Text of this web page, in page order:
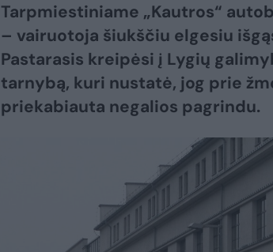
Tarpmiestiniame „Kautros“
– vairuotoja šiukščiu elgesiu
Pastarasis kreipėsi į Lygių
tarnybą, kuri nustatė, jog prie
priekabiauta negalios pagrindu.